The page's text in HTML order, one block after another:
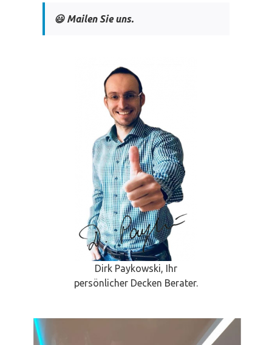
😃 Mailen Sie uns.
Dirk Paykowski, Ihr
persönlicher Decken Berater.